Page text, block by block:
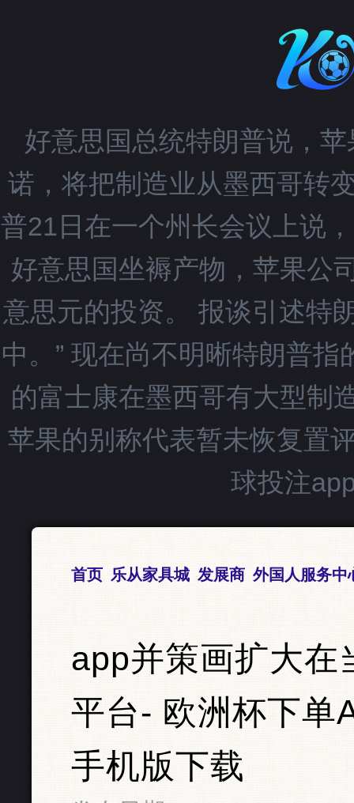
好意思国总统特朗普说，
诺，将把制造业从墨西哥转
普21日在一个州长会议上说
好意思国坐褥产物，苹果公
意思元的投资。 报谈引述特
中。” 现在尚不明晰特朗普
的富士康在墨西哥有大型制
苹果的别称代表暂未恢复置
球投注
首页 乐从家具城 发展商 外国人服务中
app并策画扩大在
平台- 欧洲杯下单
手机版下载